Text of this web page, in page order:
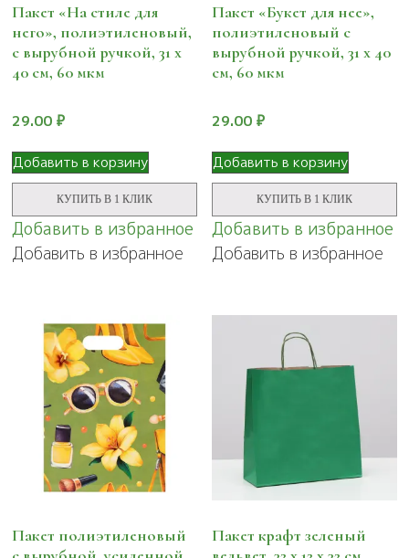
Пакет «На стиле для
него», полиэтиленовый,
с вырубной ручкой, 31 х
40 см, 60 мкм
29.00 ₽
Добавить в корзину
КУПИТЬ В 1 КЛИК
Добавить в избранное
Добавить в избранное
Пакет «Букет для нее»,
полиэтиленовый с
вырубной ручкой, 31 х 40
см, 60 мкм
29.00₽
Добавить в корзину
КУПИТЬ В 1 КЛИК
Добавить в избранное
Добавить в избранное
Пакет полиэтиленовый
Пакет крафт зеленый